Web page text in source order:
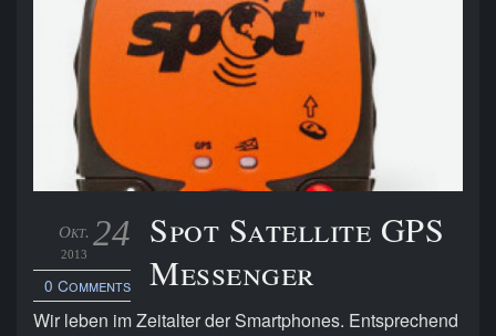
24
Okt.
2013
0 Comments
Spot Satellite GPS
Messenger
Wir leben im Zeitalter der Smartphones. Entsprechend